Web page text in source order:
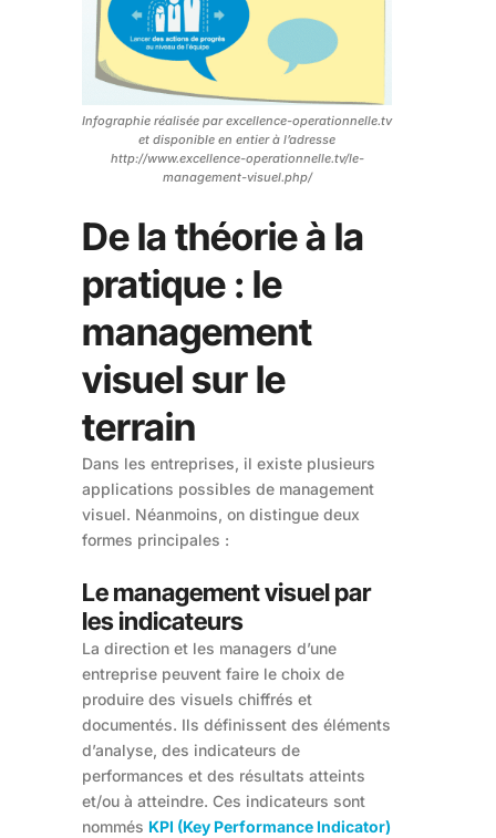
Infographie réalisée par excellence-operationnelle.tv
et disponible en entier à l’adresse
http://www.excellence-operationnelle.tv/le-
management-visuel.php/
De la théorie à la
pratique : le
management
visuel sur le
terrain
Dans les entreprises, il existe plusieurs
applications possibles de management
visuel. Néanmoins, on distingue deux
formes principales :
Le management visuel par
les indicateurs
La direction et les managers d’une
entreprise peuvent faire le choix de
produire des visuels chiffrés et
documentés. Ils définissent des éléments
d’analyse, des indicateurs de
performances et des résultats atteints
et/ou à atteindre. Ces indicateurs sont
nommés KPI (Key Performance Indicator)